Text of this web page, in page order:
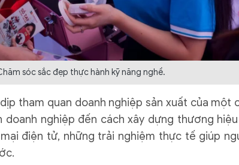
sóc sắc đẹp thực hành kỹ năng nghề.
tham quan doanh nghiệp sản xuất của một
doanh nghiệp đến cách xây dựng thương
điện tử, những trải nghiệm thực tế giúp